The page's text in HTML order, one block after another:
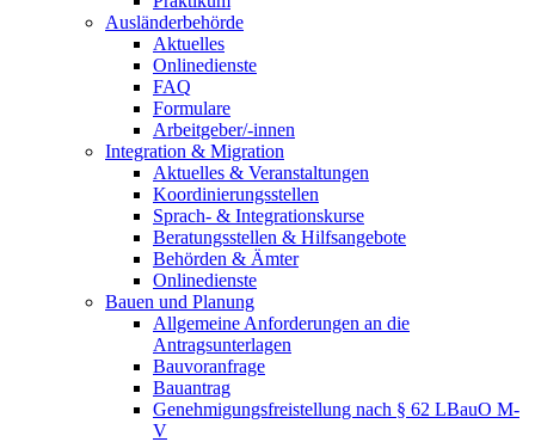
Ausländerbehörde
Aktuelles
Onlinedienste
FAQ
Formulare
Arbeitgeber/-innen
Integration & Migration
Aktuelles & Veranstaltungen
Koordinierungsstellen
Sprach- & Integrationskurse
Beratungsstellen & Hilfsangebote
Behörden & Ämter
Onlinedienste
Bauen und Planung
Allgemeine Anforderungen an die
Antragsunterlagen
Bauvoranfrage
Bauantrag
Genehmigungsfreistellung nach § 62 LBauO M-
V